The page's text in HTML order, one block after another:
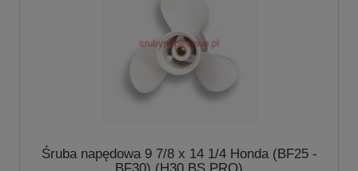
Śruba napędowa 9 7/8 x 14 1/4 Honda (BF25 -